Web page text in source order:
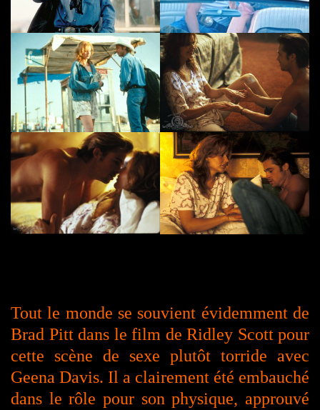
Tout le monde se souvient évidemment de
Brad Pitt dans le film de Ridley Scott pour
cette scène de sexe plutôt torride avec
Geena Davis. Il a clairement été embauché
dans le rôle pour son physique, approuvé